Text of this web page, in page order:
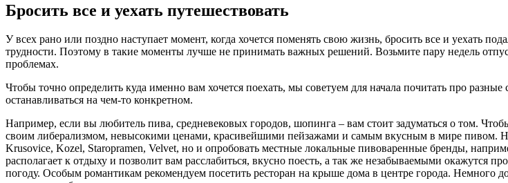
Бросить все и уехать путешествовать
У всех рано или поздно наступает момент, когда хочется поменять свою жизнь, бросить все и уехать
трудности. Поэтому в такие моменты лучше не принимать важных решений. Возьмите пару недель
проблемах.
Чтобы точно определить куда именно вам хочется поехать, мы советуем для начала почитать про
останавливаться на чем-то конкретном.
Например, если вы любитель пива, средневековых городов, шопинга – вам стоит задуматься о том.
своим либерализмом, невысокими ценами, красивейшими пейзажами и самым вкусным в мире пивом.
Krusovice, Kozel, Staropramen, Velvet, но и опробовать местные локальные пивоваренные бренды,
располагает к отдыху и позволит вам расслабиться, вкусно поесть, а так же незабываемыми окажутся
погоду. Особым романтикам рекомендуем посетить ресторан на крыше дома в центре города. Немного